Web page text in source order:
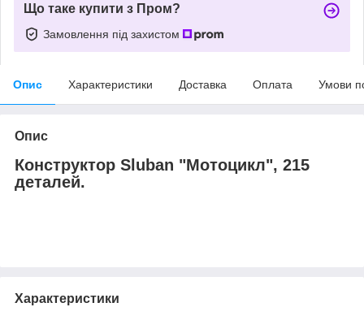
Що таке купити з Пром?
Замовлення під захистом
Опис Характеристики Доставка Оплата Умови
Опис
Конструктор Sluban "Мотоцикл", 215
деталей.
Характеристики